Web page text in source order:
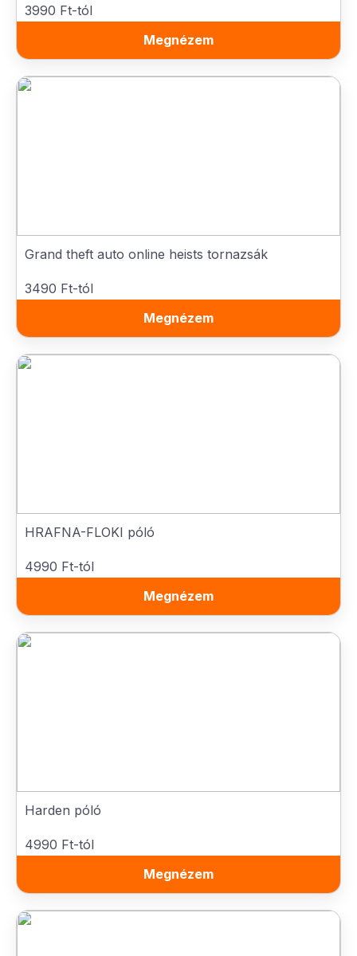
3990 Ft-tól
Megnézem
Grand theft auto online heists tornazsák
3490 Ft-tól
Megnézem
HRAFNA-FLOKI póló
4990 Ft-tól
Megnézem
Harden póló
4990 Ft-tól
Megnézem